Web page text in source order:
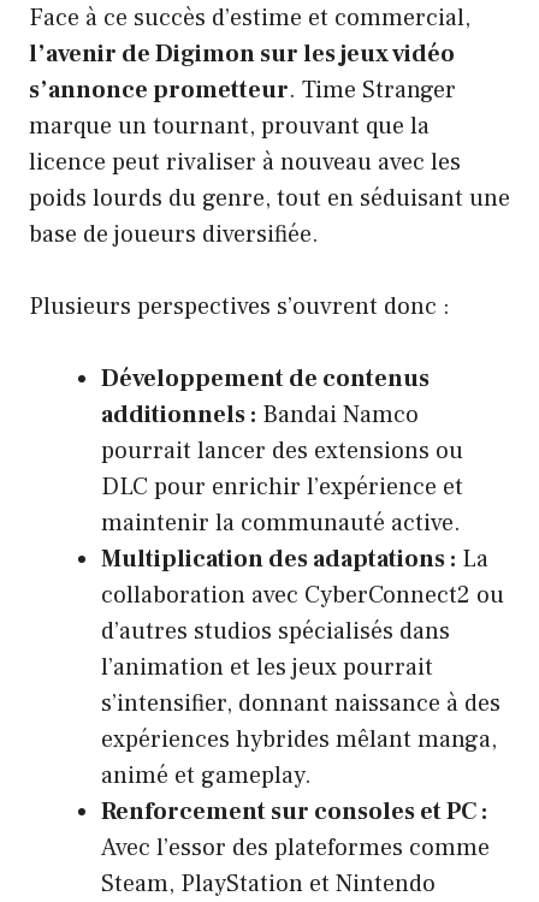
Face à ce succès d’estime et commercial,
l’avenir de Digimon sur les jeux vidéo
s’annonce prometteur. Time Stranger
marque un tournant, prouvant que la
licence peut rivaliser à nouveau avec les
poids lourds du genre, tout en séduisant une
base de joueurs diversifiée.
Plusieurs perspectives s’ouvrent donc :
Développement de contenus
additionnels : Bandai Namco
pourrait lancer des extensions ou
DLC pour enrichir l’expérience et
maintenir la communauté active.
Multiplication des adaptations : La
collaboration avec CyberConnect2 ou
d’autres studios spécialisés dans
l’animation et les jeux pourrait
s’intensifier, donnant naissance à des
expériences hybrides mêlant manga,
animé et gameplay.
Renforcement sur consoles et PC :
Avec l’essor des plateformes comme
Steam, PlayStation et Nintendo